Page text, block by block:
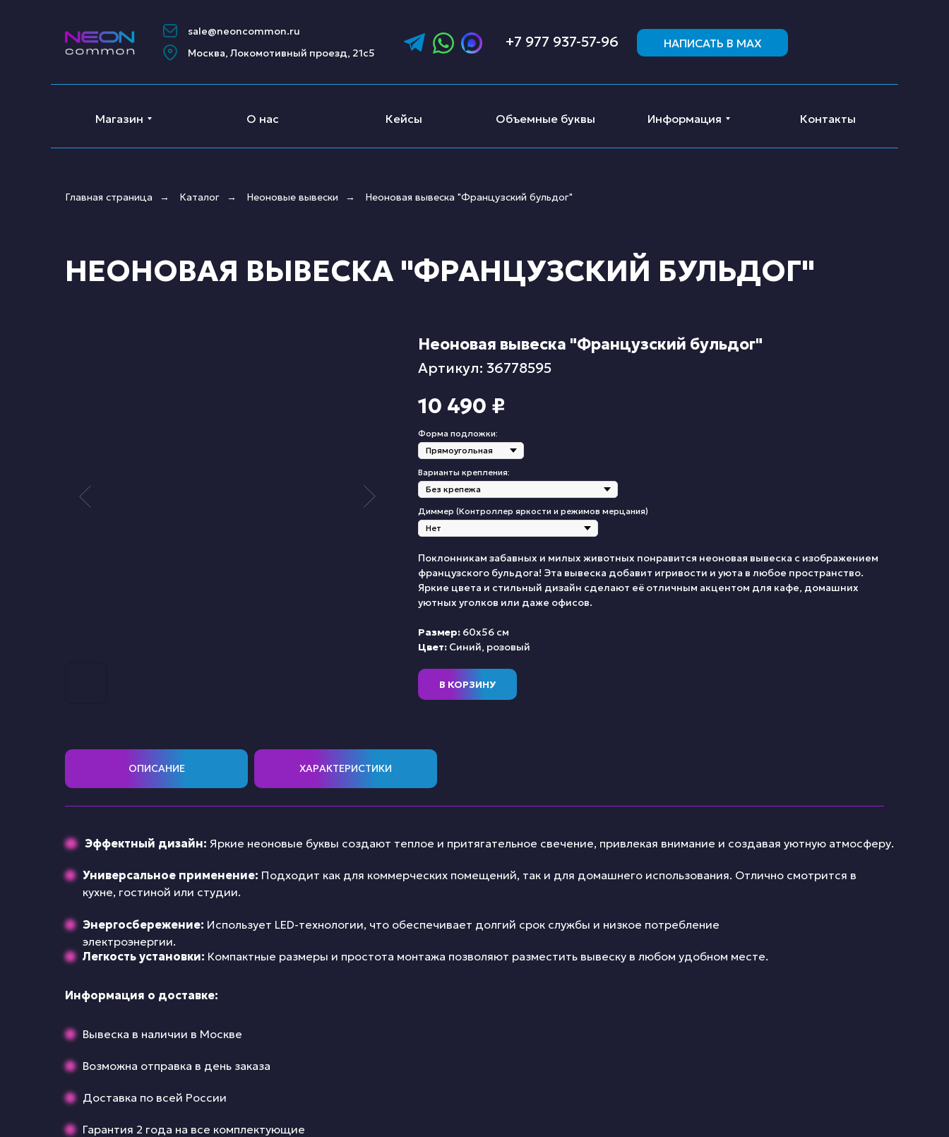
sale@neoncommon.ru
Магазин О нас Кейсы Объемные буквы Информация Контакты
Москва, Локомотивный проезд, 21с5
+7 977 937-57-96 НАПИСАТЬ В MAX
Главная страница → Каталог → Неоновые вывески → Неоновая вывеска "Французский бульдог"
НЕОНОВАЯ ВЫВЕСКА "ФРАНЦУЗСКИЙ БУЛЬДОГ"
Неоновая вывеска "Французский бульдог"
Артикул: 36778595
10 490 ₽
Форма подложки:
Варианты крепления:
Диммер (Контроллер яркости и режимов мерцания)
Поклонникам забавных и милых животных понравится неоновая вывеска с изображением
французского бульдога! Эта вывеска добавит игривости и уюта в любое пространство.
Яркие цвета и стильный дизайн сделают её отличным акцентом для кафе, домашних
уютных уголков или даже офисов.
Размер: 60х56 см
Цвет: Синий, розовый
В КОРЗИНУ
ОПИСАНИЕ ХАРАКТЕРИСТИКИ
Эффектный дизайн: Яркие неоновые буквы создают теплое и притягательное свечение, привлекая внимание и создавая уютную атмосферу.
Универсальное применение: Подходит как для коммерческих помещений, так и для домашнего использования. Отлично смотрится в
кухне, гостиной или студии.
Энергосбережение: Использует LED-технологии, что обеспечивает долгий срок службы и низкое потребление
электроэнергии.
Легкость установки: Компактные размеры и простота монтажа позволяют разместить вывеску в любом удобном месте.
Вывеска в наличии в Москве
Возможна отправка в день заказа
Доставка по всей России
Гарантия 2 года на все комплектующие
Информация о доставке: